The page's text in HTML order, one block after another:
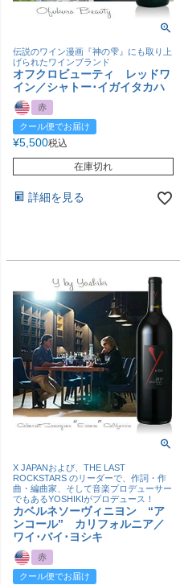
伝説のワイン漫画『神の雫』にも取り上
げられたワインブランド
オフクロビューティ レッドワ
イン／シャトー･イガイタカハ
赤
クール便でお届け
¥5,500税込
在庫切れ
詳細を見る
X JAPANおよび、THE LAST
ROCKSTARS のリーダーで、作詞・作
曲・編曲家、そして音楽プロデューサー
でもあるYOSHIKIがプロデュース！
カベルネソーヴィニヨン “ア
ンコール” カリフォルニア／
ワイ･バイ･ヨシキ
赤
クール便でお届け